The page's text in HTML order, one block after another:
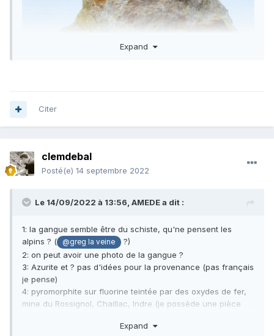
Expand
Citer
clemdebal
Posté(e) 14 septembre 2022
Le 14/09/2022 à 13:56, AMEDEa dit :
1: la gangue semble être du schiste, qu'ne pensent les
alpins ? (
@greg la veine
?)
2: on peut avoir une photo de la gangue ?
3: Azurite et ? pas d'idées pour la provenance (pas français
je pense)
4: pyromorphite sur fluorine teintée par des oxydes de fer,
mine du Rossignol, Chaillac, Indre (je possède une pièce
Expand